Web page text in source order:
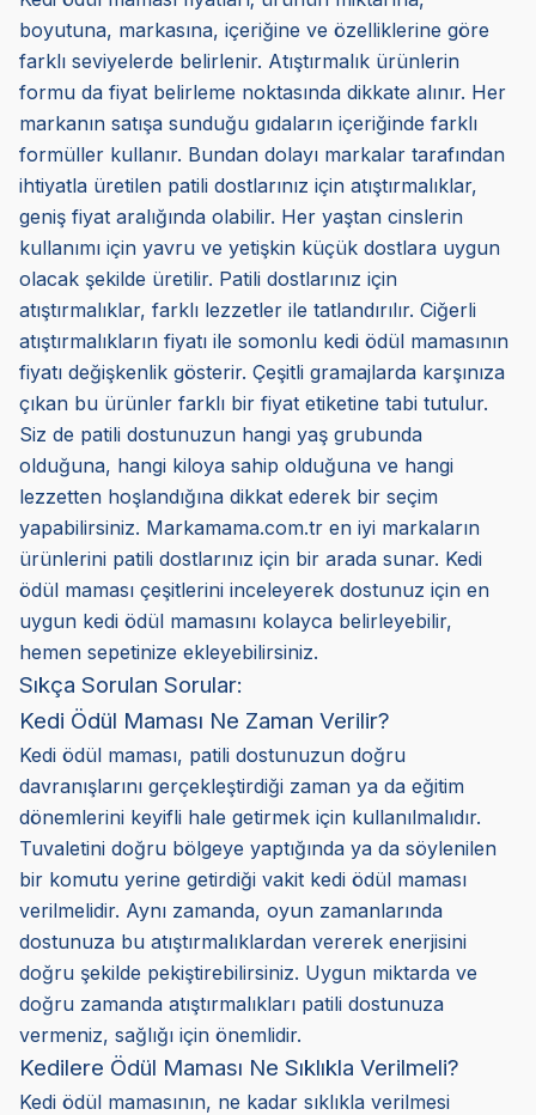
boyutuna, markasına, içeriğine ve özelliklerine göre
farklı seviyelerde belirlenir. Atıştırmalık ürünlerin
formu da fiyat belirleme noktasında dikkate alınır. Her
markanın satışa sunduğu gıdaların içeriğinde farklı
formüller kullanır. Bundan dolayı markalar tarafından
ihtiyatla üretilen patili dostlarınız için atıştırmalıklar,
geniş fiyat aralığında olabilir. Her yaştan cinslerin
kullanımı için yavru ve yetişkin küçük dostlara uygun
olacak şekilde üretilir. Patili dostlarınız için
atıştırmalıklar, farklı lezzetler ile tatlandırılır. Ciğerli
atıştırmalıkların fiyatı ile somonlu kedi ödül mamasının
fiyatı değişkenlik gösterir. Çeşitli gramajlarda karşınıza
çıkan bu ürünler farklı bir fiyat etiketine tabi tutulur.
Siz de patili dostunuzun hangi yaş grubunda
olduğuna, hangi kiloya sahip olduğuna ve hangi
lezzetten hoşlandığına dikkat ederek bir seçim
yapabilirsiniz. Markamama.com.tr en iyi markaların
ürünlerini patili dostlarınız için bir arada sunar. Kedi
ödül maması çeşitlerini inceleyerek dostunuz için en
uygun kedi ödül mamasını kolayca belirleyebilir,
hemen sepetinize ekleyebilirsiniz.
Sıkça Sorulan Sorular:
Kedi Ödül Maması Ne Zaman Verilir?
Kedi ödül maması, patili dostunuzun doğru
davranışlarını gerçekleştirdiği zaman ya da eğitim
dönemlerini keyifli hale getirmek için kullanılmalıdır.
Tuvaletini doğru bölgeye yaptığında ya da söylenilen
bir komutu yerine getirdiği vakit kedi ödül maması
verilmelidir. Aynı zamanda, oyun zamanlarında
dostunuza bu atıştırmalıklardan vererek enerjisini
doğru şekilde pekiştirebilirsiniz. Uygun miktarda ve
doğru zamanda atıştırmalıkları patili dostunuza
vermeniz, sağlığı için önemlidir.
Kedilere Ödül Maması Ne Sıklıkla Verilmeli?
Kedi ödül mamasının, ne kadar sıklıkla verilmesi